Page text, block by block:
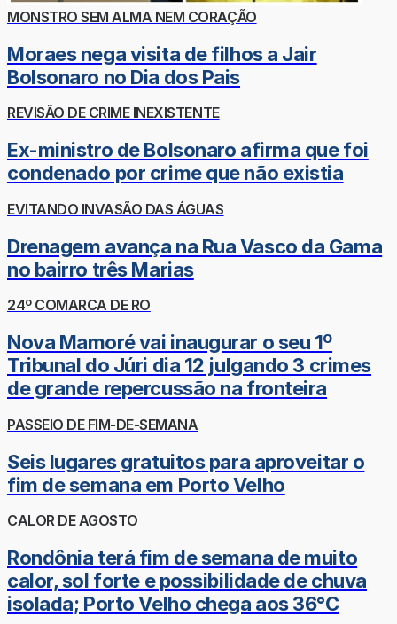
MONSTRO SEM ALMA NEM CORAÇÃO
Moraes nega visita de filhos a Jair
Bolsonaro no Dia dos Pais
REVISÃO DE CRIME INEXISTENTE
Ex-ministro de Bolsonaro afirma que foi
condenado por crime que não existia
EVITANDO INVASÃO DAS ÁGUAS
Drenagem avança na Rua Vasco da Gama
no bairro três Marias
24º COMARCA DE RO
Nova Mamoré vai inaugurar o seu 1º
Tribunal do Júri dia 12 julgando 3 crimes
de grande repercussão na fronteira
PASSEIO DE FIM-DE-SEMANA
Seis lugares gratuitos para aproveitar o
fim de semana em Porto Velho
CALOR DE AGOSTO
Rondônia terá fim de semana de muito
calor, sol forte e possibilidade de chuva
isolada; Porto Velho chega aos 36°C